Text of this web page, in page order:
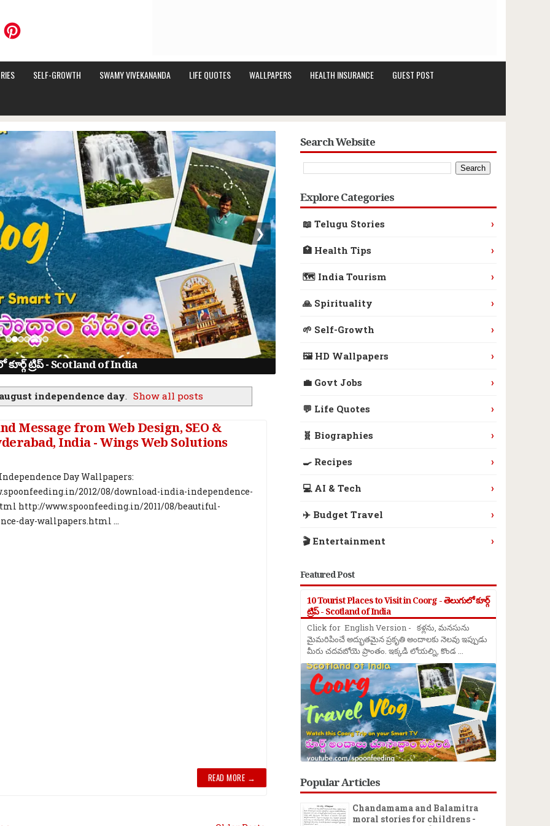
SELF-GROWTH SWAMY VIVEKANANDA LIFE QUOTES WALLPAPERS HEALTH INSURANCE GUEST POST
ట్రిప్ - Scotland of India
❯
independence day. Show all posts
Message from Web Design, SEO &
India - Wings Web Solutions
Day Wallpapers:
2012/08/download-india-independence-
http://www.spoonfeeding.in/2011/08/beautiful-
day-wallpapers.html ...
READ MORE →
Search Website
Explore Categories
📖 Telugu Stories ›
🏥 Health Tips ›
🗺️ India Tourism ›
🙏 Spirituality ›
🌱 Self-Growth ›
🖼️ HD Wallpapers ›
💼 Govt Jobs ›
💬 Life Quotes ›
🧬 Biographies ›
🍳 Recipes ›
💻 AI & Tech ›
✈️ Budget Travel ›
🎬 Entertainment ›
Featured Post
10 Tourist Places to Visit in Coorg - తెలుగులో కూర్గ్
ట్రిప్ - Scotland of India
Click for English Version - కళ్లను, మనసును
మైమరిపించే అద్భుతమైన ప్రకృతి అందాలకు నెలవు ఇప్పుడు
మీరు చదవబోయె ప్రాంతం. ఇక్కడి లోయల్ని, కొండ ...
Popular Articles
Chandamama and Balamitra
moral stories for childrens -